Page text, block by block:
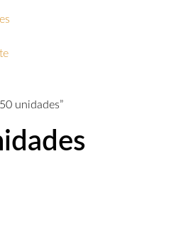
unidades”